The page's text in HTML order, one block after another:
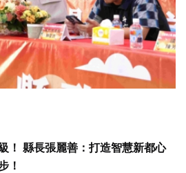
！ 縣長張麗善：打造智慧新都心
！